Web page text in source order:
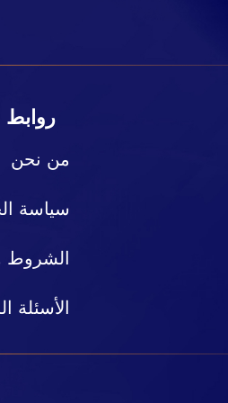
روابط
من نحن
سياسة
الشروط
الأسئلة